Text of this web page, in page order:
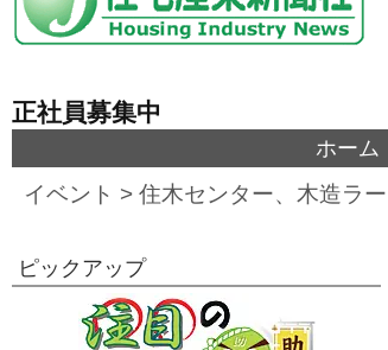
正社員募集中
ホーム
イベント > 住木センター、木造ラ
ピックアップ